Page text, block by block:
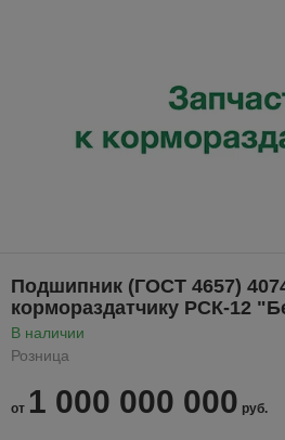
Подшипник (ГОСТ 4657)
кормораздатчику РСК-12
В наличии
Розница
от 1 000 000 000 руб.